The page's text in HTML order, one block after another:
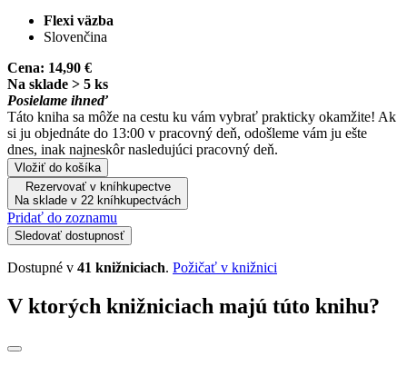
Flexi väzba
Slovenčina
Cena: 14,90 €
Na sklade > 5 ks
Posielame ihneď
Táto kniha sa môže na cestu ku vám vybrať prakticky okamžite! Ak
si ju objednáte do 13:00 v pracovný deň, odošleme vám ju ešte
dnes, inak najneskôr nasledujúci pracovný deň.
Vložiť do košíka
Rezervovať v kníhkupectve
Na sklade v 22 kníhkupectvách
Pridať do zoznamu
Sledovať dostupnosť
Dostupné v 41 knižniciach. Požičať v knižnici
V ktorých knižniciach majú túto knihu?